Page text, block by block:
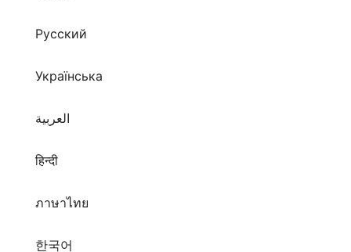
Русский
Українська
العربية
हिन्दी
ภาษาไทย
한국어